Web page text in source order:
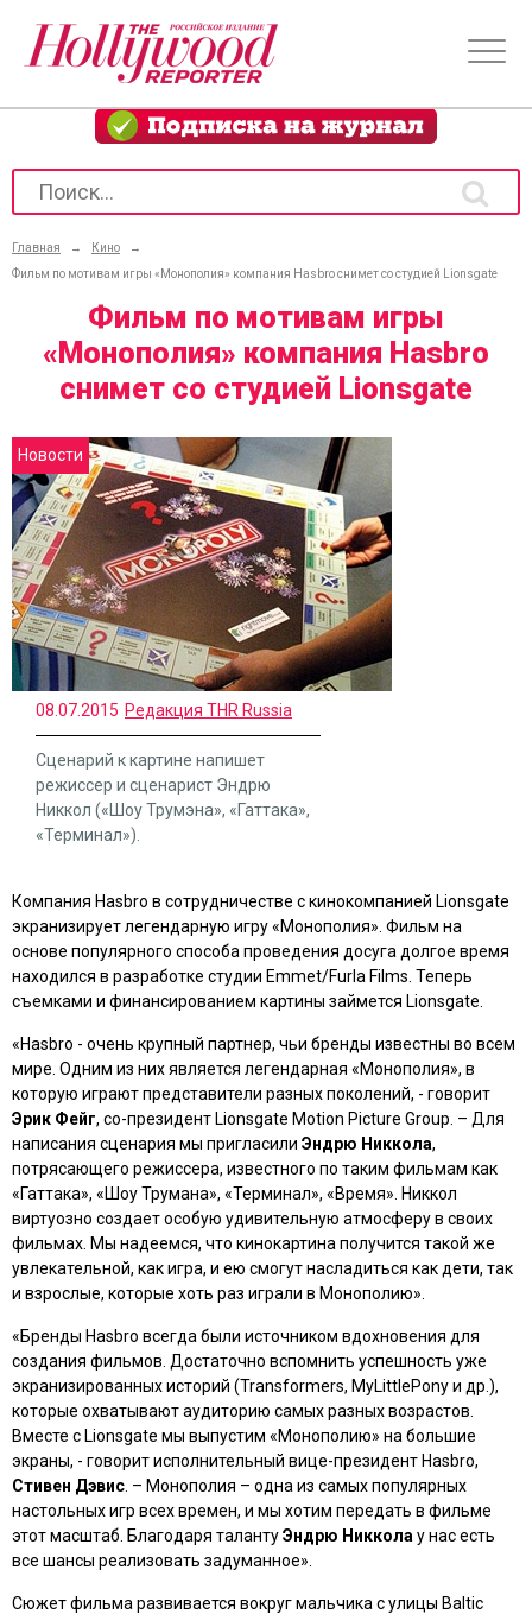
Главная → Кино
→
Фильм по мотивам игры «Монополия» компания Hasbro снимет со студией Lionsgate
Фильм по мотивам игры
«Монополия» компания Hasbro
снимет со студией Lionsgate
Новости
08.07.2015 Редакция THR Russia
Сценарий к картине напишет
режиссер и сценарист Эндрю
Никкол («Шоу Трумэна», «Гаттака»,
«Терминал»).
Компания Hasbro в сотрудничестве с кинокомпанией Lionsgate
экранизирует легендарную игру «Монополия». Фильм на
основе популярного способа проведения досуга долгое время
находился в разработке студии Emmet/Furla Films. Теперь
съемками и финансированием картины займется Lionsgate.
«Hasbro - очень крупный партнер, чьи бренды известны во всем
мире. Одним из них является легендарная «Монополия», в
которую играют представители разных поколений, - говорит
Эрик Фейг, со-президент Lionsgate Motion Picture Group. – Для
написания сценария мы пригласили Эндрю Никкола,
потрясающего режиссера, известного по таким фильмам как
«Гаттака», «Шоу Трумана», «Терминал», «Время». Никкол
виртуозно создает особую удивительную атмосферу в своих
фильмах. Мы надеемся, что кинокартина получится такой же
увлекательной, как игра, и ею смогут насладиться как дети, так
и взрослые, которые хоть раз играли в Монополию».
«Бренды Hasbro всегда были источником вдохновения для
создания фильмов. Достаточно вспомнить успешность уже
экранизированных историй (Transformers, MyLittlePony и др.),
которые охватывают аудиторию самых разных возрастов.
Вместе с Lionsgate мы выпустим «Монополию» на большие
экраны, - говорит исполнительный вице-президент Hasbro,
Стивен Дэвис . – Монополия – одна из самых популярных
настольных игр всех времен, и мы хотим передать в фильме
этот масштаб. Благодаря талантуЭндрю Никкола у нас есть
все шансы реализовать задуманное».
Сюжет фильма развивается вокруг мальчика с улицы Baltic